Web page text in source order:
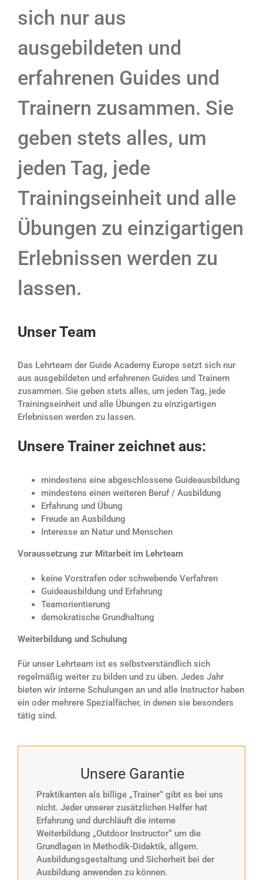
sich nur aus
ausgebildeten und
erfahrenen Guides und
Trainern zusammen. Sie
geben stets alles, um
jeden Tag, jede
Trainingseinheit und alle
Übungen zu einzigartigen
Erlebnissen werden zu
lassen.
Unser Team
Das Lehrteam der Guide Academy Europe setzt sich nur
aus ausgebildeten und erfahrenen Guides und Trainern
zusammen. Sie geben stets alles, um jeden Tag, jede
Trainingseinheit und alle Übungen zu einzigartigen
Erlebnissen werden zu lassen.
Unsere Trainer zeichnet aus:
mindestens eine abgeschlossene Guideausbildung
mindestens einen weiteren Beruf / Ausbildung
Erfahrung und Übung
Freude an Ausbildung
Interesse an Natur und Menschen
Voraussetzung zur Mitarbeit im Lehrteam
keine Vorstrafen oder schwebende Verfahren
Guideausbildung und Erfahrung
Teamorientierung
demokratische Grundhaltung
Weiterbildung und Schulung
Für unser Lehrteam ist es selbstverständlich sich
regelmäßig weiter zu bilden und zu üben. Jedes Jahr
bieten wir interne Schulungen an und alle Instructor haben
ein oder mehrere Spezialfächer, in denen sie besonders
tätig sind.
Unsere Garantie
Praktikanten als billige „Trainer“ gibt es bei uns
nicht. Jeder unserer zusätzlichen Helfer hat
Erfahrung und durchläuft die interne
Weiterbildung „Outdoor Instructor“ um die
Grundlagen in Methodik-Didaktik, allgem.
Ausbildungsgestaltung und Sicherheit bei der
Ausbildung anwenden zu können.